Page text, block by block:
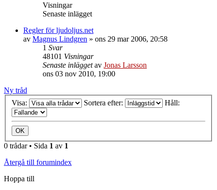
Visningar
Senaste inlägget
Regler för ljudoljus.net
av Magnus Lindgren » ons 29 mar 2006, 20:58
1 Svar
48101 Visningar
Senaste inläggetav Jonas Larsson
ons 03 nov 2010, 19:00
Ny tråd
Visa:
Sortera efter: Håll:
0 trådar • Sida 1 av 1
Återgå till forumindex
Hoppa till